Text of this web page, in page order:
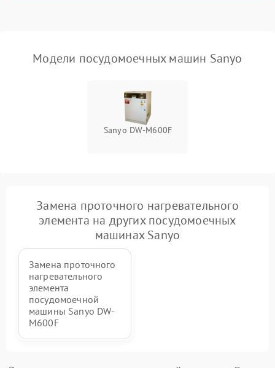
Модели посудомоечных машин Sanyo
Sanyo DW-M600F
Замена проточного нагревательного
элемента на других посудомоечных
машинах Sanyo
Замена проточного
нагревательного
элемента
посудомоечной
машины Sanyo DW-
M600F